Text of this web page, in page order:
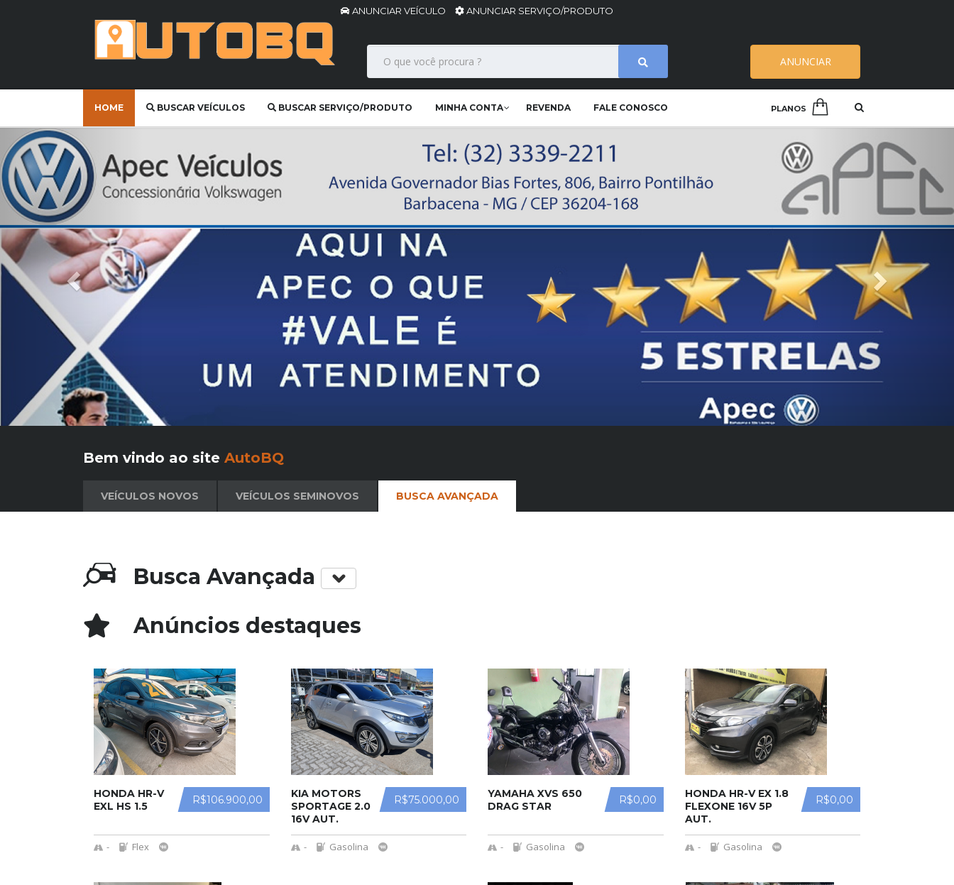
ANUNCIAR VEÍCULO ANUNCIAR SERVIÇO/PRODUTO
ANUNCIAR
PLANOS
HOME BUSCAR VEÍCULOS BUSCAR SERVIÇO/PRODUTO MINHA CONTA REVENDA FALE CONOSCO
Anterior
Bem vindo ao site AutoBQ
VEÍCULOS NOVOS VEÍCULOS SEMINOVOS BUSCA AVANÇADA
Busca Avançada
Anúncios destaques
R$106.900,00
HONDA HR-V
EXL HS 1.5
- Flex
R$75.000,00
KIA MOTORS
SPORTAGE 2.0
16V AUT.
- Gasolina
R$0,00
YAMAHA XVS 650
DRAG STAR
- Gasolina
R$0,00
HONDA HR-V EX 1.8
FLEXONE 16V 5P
AUT.
- Gasolina